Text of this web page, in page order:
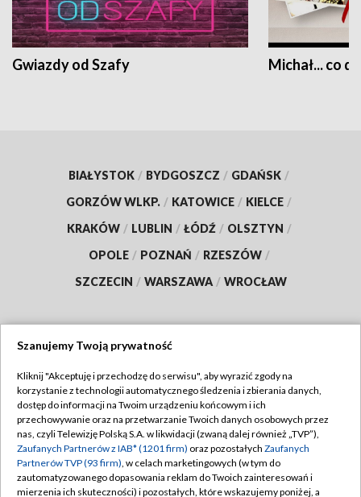
Gwiazdy od Szafy Michał... co
BIAŁYSTOK / BYDGOSZCZ / GDAŃSK /
GORZÓW WLKP. / KATOWICE / KIELCE /
KRAKÓW / LUBLIN / ŁÓDŹ / OLSZTYN /
OPOLE / POZNAŃ / RZESZÓW /
SZCZECIN / WARSZAWA / WROCŁAW
TVP
Abonament TVP
Emisja w TVP
Centrum informacji TVP
Regulamin TVP
Polityka prywatności
Moje zgody
Szanujemy Twoją prywatność
Kliknij "Akceptuję i przechodzę do serwisu", aby wyrazić zgody na
korzystanie z technologii automatycznego śledzenia i zbierania danych,
dostęp do informacji na Twoim urządzeniu końcowym i ich
przechowywanie oraz na przetwarzanie Twoich danych osobowych przez
nas, czyli Telewizję Polską S.A. w likwidacji (zwaną dalej również „TVP”),
Zaufanych Partnerów z IAB* (1201 firm) oraz pozostałych Zaufanych
Partnerów TVP (93 firm), w celach marketingowych (w tym do
zautomatyzowanego dopasowania reklam do Twoich zainteresowań i
mierzenia ich skuteczności) i pozostałych, które wskazujemy poniżej, a